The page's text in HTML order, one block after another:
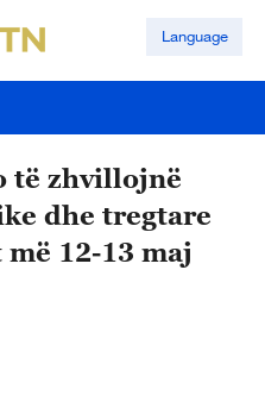
Language
të zhvillojnë
dhe tregtare
12-13 maj